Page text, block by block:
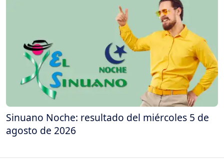
Sinuano Noche: resultado del miércoles 5 de
agosto de 2026